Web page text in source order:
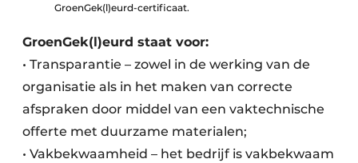
GroenGek(l)eurd-certificaat.
GroenGek(l)eurd staat voor:
• Transparantie – zowel in de werking van de
organisatie als in het maken van correcte
afspraken door middel van een vaktechnische
offerte met duurzame materialen;
• Vakbekwaamheid – het bedrijf is vakbekwaam